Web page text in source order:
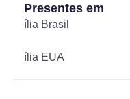
Presentes em
ília Brasil
ília EUA